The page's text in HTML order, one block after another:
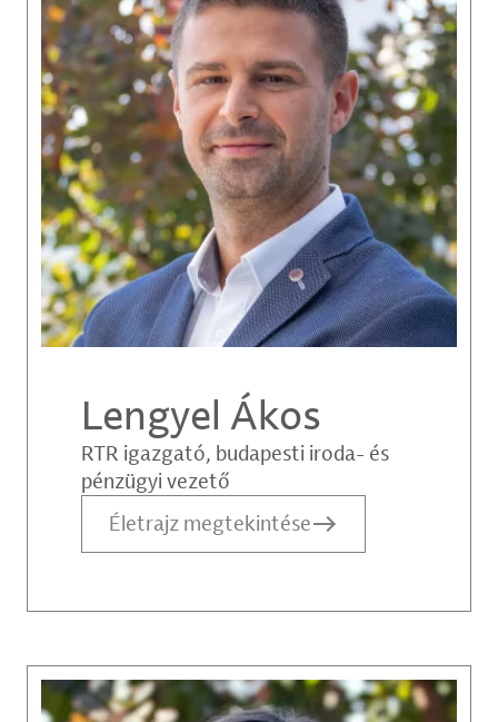
Lengyel Ákos
RTR igazgató, budapesti iroda- és
pénzügyi vezető
Életrajz megtekintése